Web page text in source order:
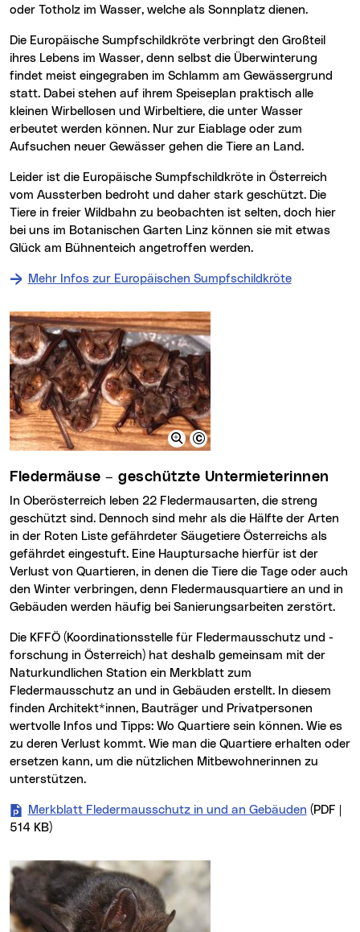
oder Totholz im Wasser, welche als Sonnplatz dienen.
Die Europäische Sumpfschildkröte verbringt den Großteil
ihres Lebens im Wasser, denn selbst die Überwinterung
findet meist eingegraben im Schlamm am Gewässergrund
statt. Dabei stehen auf ihrem Speiseplan praktisch alle
kleinen Wirbellosen und Wirbeltiere, die unter Wasser
erbeutet werden können. Nur zur Eiablage oder zum
Aufsuchen neuer Gewässer gehen die Tiere an Land.
Leider ist die Europäische Sumpfschildkröte in Österreich
vom Aussterben bedroht und daher stark geschützt. Die
Tiere in freier Wildbahn zu beobachten ist selten, doch hier
bei uns im Botanischen Garten Linz können sie mit etwas
Glück am Bühnenteich angetroffen werden.
Mehr Infos zur Europäischen Sumpfschildkröte
Fledermäuse – geschützte Untermieterinnen
geschützt sind. Dennoch sind mehr als die Hälfte der Arten
in der Roten Liste gefährdeter Säugetiere Österreichs als
gefährdet eingestuft. Eine Hauptursache hierfür ist der
Verlust von Quartieren, in denen die Tiere die Tage oder auch
den Winter verbringen, denn Fledermausquartiere an und in
Gebäuden werden häufig bei Sanierungsarbeiten zerstört.
Die KFFÖ (Koordinationsstelle für Fledermausschutz und -
forschung in Österreich) hat deshalb gemeinsam mit der
Naturkundlichen Station ein Merkblatt zum
Fledermausschutz an und in Gebäuden erstellt. In diesem
finden Architekt*innen, Bauträger und Privatpersonen
wertvolle Infos und Tipps: Wo Quartiere sein können. Wie es
zu deren Verlust kommt. Wie man die Quartiere erhalten oder
ersetzen kann, um die nützlichen Mitbewohnerinnen zu
unterstützen.
Merkblatt Fledermausschutz in und an Gebäuden (PDF |
514 KB)